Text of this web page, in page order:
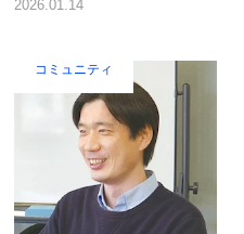
2026.01.14
コミュニティ